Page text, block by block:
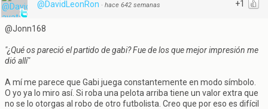
+1
@DavidLeonRon · hace 642 semanas
@Jonn168
"¿Qué os pareció el partido de gabi? Fue de los que mejor impresión me
dió allí"
A mí me parece que Gabi juega constantemente en modo símbolo.
O yo ya lo miro así. Si roba una pelota arriba tiene un valor extra que
no se lo otorgas al robo de otro futbolista. Creo que por eso es difícil